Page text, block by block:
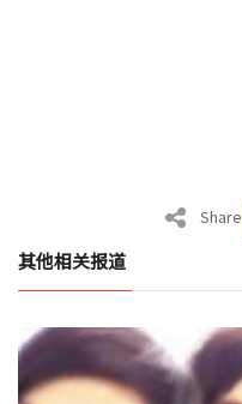
Share
其他相关报道